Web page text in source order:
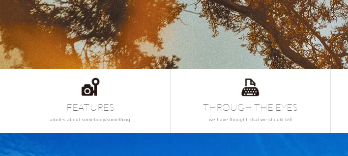
FEATURES
articles about somebody/something
THROUGH THE EYES
we have thought, that we should tell